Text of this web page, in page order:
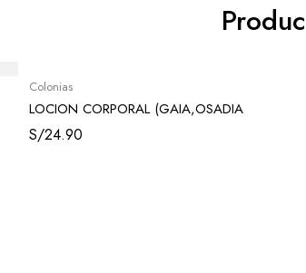
Colonias
LOCION CORPORAL (GAIA,OSADIA
INFINITA,CCORI ROSE)
S/24.90